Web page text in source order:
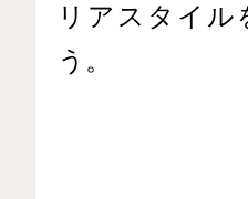
リアスタイ
う。